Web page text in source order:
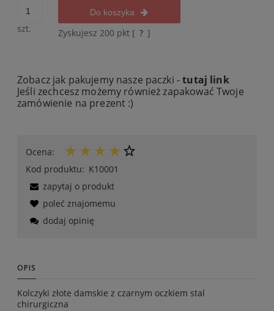
szt.
Do koszyka
Zyskujesz 200 pkt [ ? ]
Zobacz jak pakujemy nasze paczki -tutaj link
Jeśli zechcesz możemy również zapakować Twoje
zamówienie na prezent :)
Ocena:
Kod produktu: K10001
zapytaj o produkt
poleć znajomemu
dodaj opinię
OPIS
Kolczyki złote damskie z czarnym oczkiem stal
chirurgiczna